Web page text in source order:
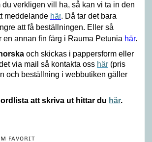
du verkligen vill ha, så kan vi ta in den
meddelande här. Då tar det bara
att få beställningen. Eller så
en annan fin färg i Rauma Petunia här.
och skickas i pappersform eller
via mail så kontakta oss här (pris
och beställning i webbutiken gäller
att skriva ut hittar du här.
FAVORIT